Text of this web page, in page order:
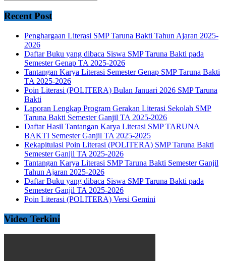
Recent Post
Penghargaan Literasi SMP Taruna Bakti Tahun Ajaran 2025-
2026
Daftar Buku yang dibaca Siswa SMP Taruna Bakti pada
Semester Genap TA 2025-2026
Tantangan Karya Literasi Semester Genap SMP Taruna Bakti
TA 2025-2026
Poin Literasi (POLITERA) Bulan Januari 2026 SMP Taruna
Bakti
Laporan Lengkap Program Gerakan Literasi Sekolah SMP
Taruna Bakti Semester Ganjil TA 2025-2026
Daftar Hasil Tantangan Karya Literasi SMP TARUNA
BAKTI Semester Ganjil TA 2025-2025
Rekapitulasi Poin Literasi (POLITERA) SMP Taruna Bakti
Semester Ganjil TA 2025-2026
Tantangan Karya Literasi SMP Taruna Bakti Semester Ganjil
Tahun Ajaran 2025-2026
Daftar Buku yang dibaca Siswa SMP Taruna Bakti pada
Semester Ganjil TA 2025-2026
Poin Literasi (POLITERA) Versi Gemini
Video Terkini